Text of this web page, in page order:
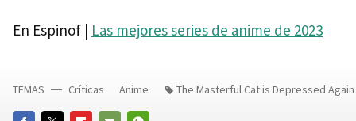
En Espinof | Las mejores series de anime de 2023
TEMAS Críticas Anime The Masterful Cat is Depressed